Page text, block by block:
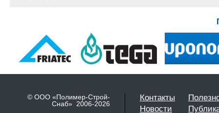
© ООО «Полимер-Строй-
Снаб» 2006-2026
Контакты
Новости